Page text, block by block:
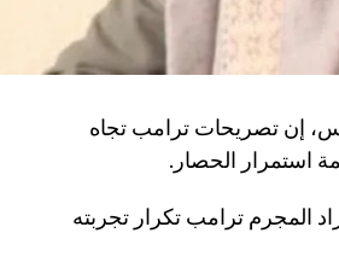
إن تصريحات ترامب تجاه
استمرار الحصار.
المجرم ترامب تكرار تجربته